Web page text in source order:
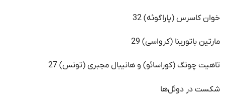
خوان کاسرس (پاراگوئه) 32
مارتین باتورینا (کرواسی) 29
تاهیت چونگ (کوراسائو) و هانیبال مجبری (تونس) 27
شکست در دوئل‌ها